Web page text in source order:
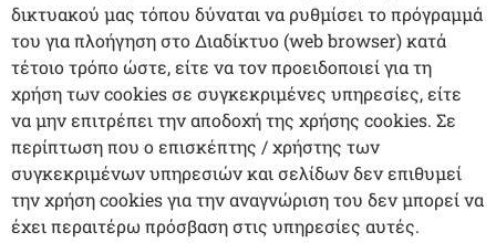
δικτυακού μας τόπου δύναται να ρυθμίσει το πρόγραμμά
του για πλοήγηση στο Διαδίκτυο (web browser) κατά
τέτοιο τρόπο ώστε, είτε να τον προειδοποιεί για τη
χρήση των cookies σε συγκεκριμένες υπηρεσίες, είτε
να μην επιτρέπει την αποδοχή της χρήσης cookies. Σε
περίπτωση που ο επισκέπτης / χρήστης των
συγκεκριμένων υπηρεσιών και σελίδων δεν επιθυμεί
την χρήση cookies για την αναγνώριση του δεν μπορεί να
έχει περαιτέρω πρόσβαση στις υπηρεσίες αυτές.